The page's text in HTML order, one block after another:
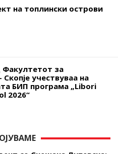
на топлински острови
за
учествуваа на
БИП програма „Libori
2026“